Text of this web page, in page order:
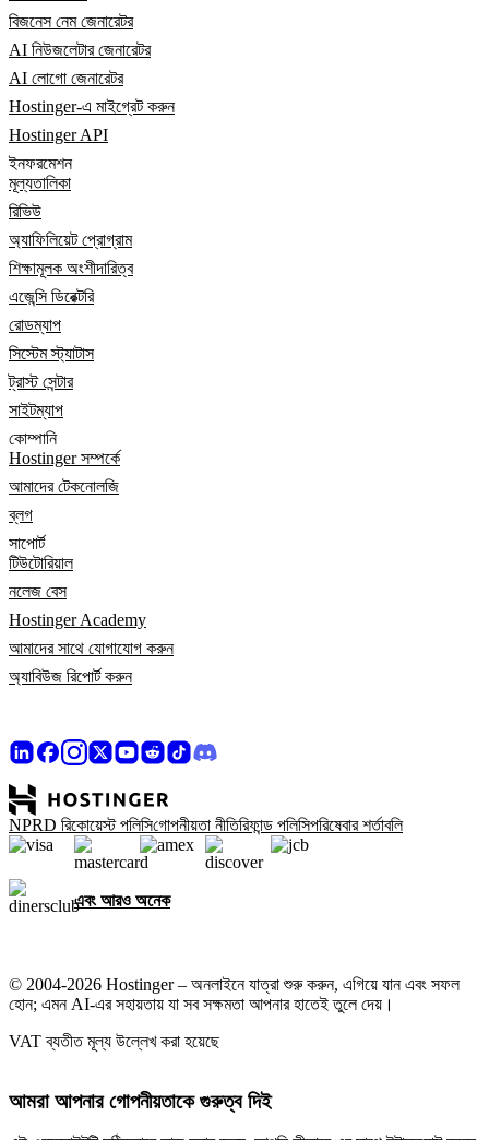
বিজনেস নেম জেনারেটর
AI নিউজলেটার জেনারেটর
AI লোগো জেনারেটর
Hostinger-এ মাইগ্রেট করুন
Hostinger API
ইনফরমেশন
মূল্যতালিকা
রিভিউ
অ্যাফিলিয়েট প্রোগ্রাম
শিক্ষামূলক অংশীদারিত্ব
এজেন্সি ডিরেক্টরি
রোডম্যাপ
সিস্টেম স্ট্যাটাস
ট্রাস্ট সেন্টার
সাইটম্যাপ
কোম্পানি
Hostinger সম্পর্কে
আমাদের টেকনোলজি
ব্লগ
সাপোর্ট
টিউটোরিয়াল
নলেজ বেস
Hostinger Academy
আমাদের সাথে যোগাযোগ করুন
অ্যাবিউজ রিপোর্ট করুন
NPRD রিকোয়েস্ট পলিসিগোপনীয়তা নীতিরিফান্ড পলিসিপরিষেবার শর্তাবলি
এবং আরও অনেক
© 2004-2026 Hostinger – অনলাইনে যাত্রা শুরু করুন, এগিয়ে যান এবং সফল
হোন; এমন AI-এর সহায়তায় যা সব সক্ষমতা আপনার হাতেই তুলে দেয়।
VAT ব্যতীত মূল্য উল্লেখ করা হয়েছে
আমরা আপনার গোপনীয়তাকে গুরুত্ব দিই